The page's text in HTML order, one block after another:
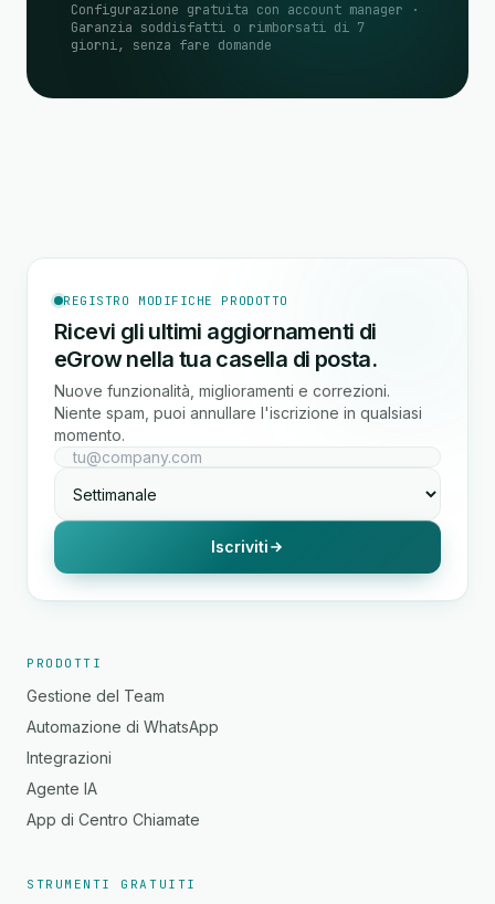
Configurazione gratuita con account manager ·
Garanzia soddisfatti o rimborsati di 7
giorni, senza fare domande
REGISTRO MODIFICHE PRODOTTO
Ricevi gli ultimi aggiornamenti di
eGrow nella tua casella di posta.
Nuove funzionalità, miglioramenti e correzioni.
Niente spam, puoi annullare l'iscrizione in qualsiasi
momento.
Iscriviti
PRODOTTI
Gestione del Team
Automazione di WhatsApp
Integrazioni
Agente IA
App di Centro Chiamate
STRUMENTI GRATUITI